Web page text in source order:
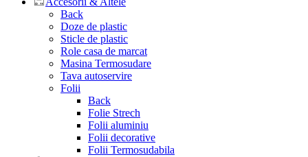
Back
Doze de plastic
Sticle de plastic
Role casa de marcat
Masina Termosudare
Tava autoservire
Folii
Back
Folie Strech
Folii aluminiu
Folii decorative
Folii Termosudabila